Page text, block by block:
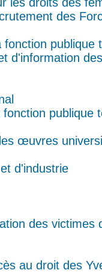
des
publique
d'information
publique
œuvres
d'industrie
des victimes
au droit des